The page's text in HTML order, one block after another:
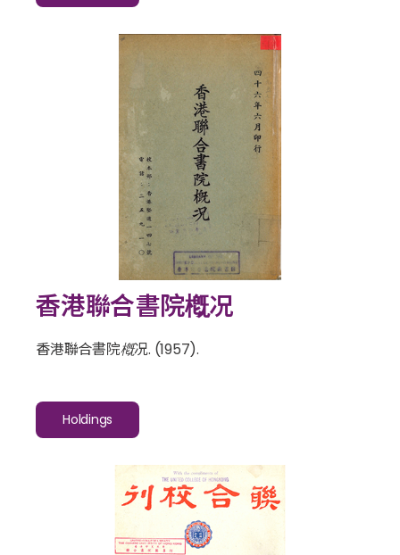
香港聯合書院槪况
香港聯合書院槪况. (1957).
Holdings